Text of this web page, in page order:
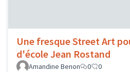
Une fresque Street Art
d'école Jean Rostand
Amandine Benon
0 0